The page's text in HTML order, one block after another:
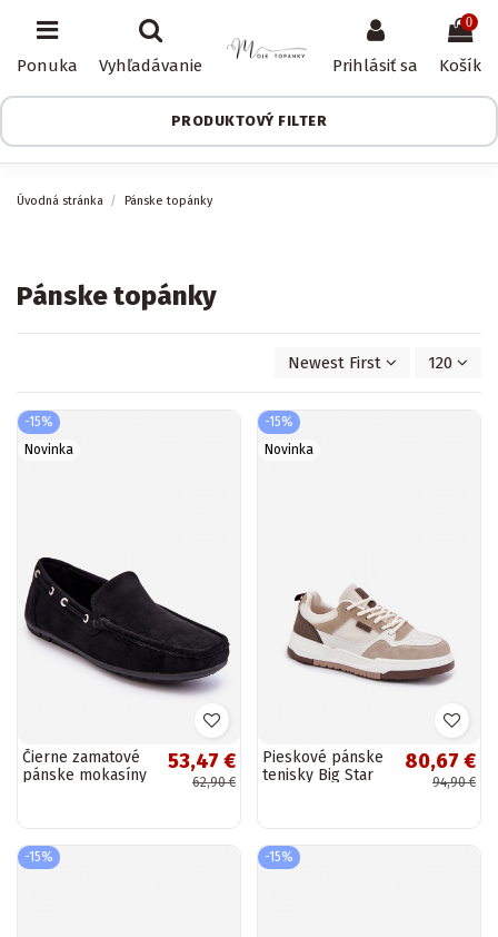
Ponuka Vyhľadávanie Prihlásiť sa
0
Košík
PRODUKTOVÝ FILTER
Úvodná stránka Pánske topánky
Pánske topánky
Newest First 120
-15%
Novinka
Čierne zamatové
pánske mokasíny
53,47 €
62,90 €
-15%
Novinka
Pieskové pánske
tenisky Big Star
80,67 €
94,90 €
-15% -15%